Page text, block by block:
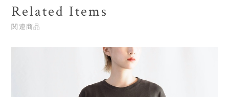
Related Items
関連商品